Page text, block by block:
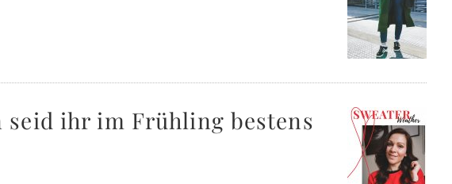
seid ihr im Frühling bestens